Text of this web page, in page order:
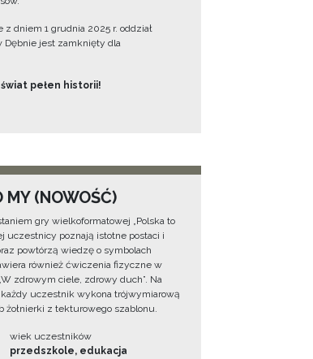
z dniem 1 grudnia 2025 r. oddział
jest zamknięty dla
pełen historii!
MY (NOWOŚĆ)
gry wielkoformatowej „Polska to
uczestnicy poznają istotne postaci i
powtórzą wiedzę o symbolach
również ćwiczenia fizyczne w
zdrowym ciele, zdrowy duch”. Na
uczestnik wykona trójwymiarową
żołnierki z tekturowego szablonu.
wiek uczestników
przedszkole, edukacja